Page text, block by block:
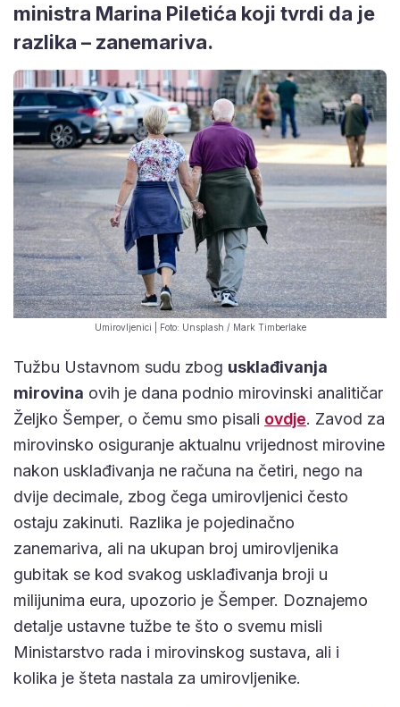
ministra Marina Piletića koji tvrdi da je
razlika – zanemariva.
Umirovljenici | Foto: Unsplash / Mark Timberlake
Tužbu Ustavnom sudu zbog usklađivanja
mirovina ovih je dana podnio mirovinski analitičar
Željko Šemper, o čemu smo pisali ovdje. Zavod za
mirovinsko osiguranje aktualnu vrijednost mirovine
nakon usklađivanja ne računa na četiri, nego na
dvije decimale, zbog čega umirovljenici često
ostaju zakinuti. Razlika je pojedinačno
zanemariva, ali na ukupan broj umirovljenika
gubitak se kod svakog usklađivanja broji u
milijunima eura, upozorio je Šemper. Doznajemo
detalje ustavne tužbe te što o svemu misli
Ministarstvo rada i mirovinskog sustava, ali i
kolika je šteta nastala za umirovljenike.